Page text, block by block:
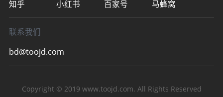
知乎
小红书 百家号 马蜂窝
联系我们
bd@toojd.com
Copyright © 2019 www.toojd.com. All Rights Reserved